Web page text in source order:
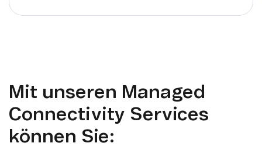
Mit unseren Managed
Connectivity Services
können Sie: